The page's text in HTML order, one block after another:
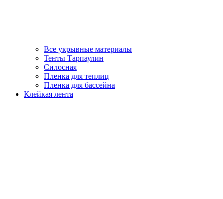
Все укрывные материалы
Тенты Тарпаулин
Силосная
Пленка для теплиц
Пленка для бассейна
Клейкая лента